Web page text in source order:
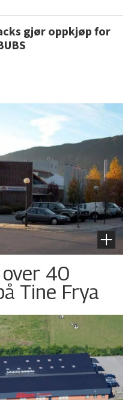
gjør oppkjøp for
40
Tine Frya